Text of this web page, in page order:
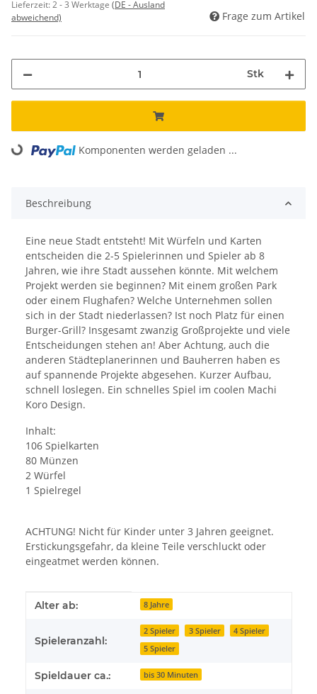
Lieferzeit:2 - 3 Werktage (DE - Ausland
abweichend)
Frage zum Artikel
Stk
Loading... Komponenten werden geladen ...
Beschreibung
Eine neue Stadt entsteht! Mit Würfeln und Karten
entscheiden die 2-5 Spielerinnen und Spieler ab 8
Jahren, wie ihre Stadt aussehen könnte. Mit welchem
Projekt werden sie beginnen? Mit einem großen Park
oder einem Flughafen? Welche Unternehmen sollen
sich in der Stadt niederlassen? Ist noch Platz für einen
Burger-Grill? Insgesamt zwanzig Großprojekte und viele
Entscheidungen stehen an! Aber Achtung, auch die
anderen Städteplanerinnen und Bauherren haben es
auf spannende Projekte abgesehen. Kurzer Aufbau,
schnell loslegen. Ein schnelles Spiel im coolen Machi
Koro Design.
Inhalt:
106 Spielkarten
80 Münzen
2 Würfel
1 Spielregel
ACHTUNG! Nicht für Kinder unter 3 Jahren geeignet.
Erstickungsgefahr, da kleine Teile verschluckt oder
eingeatmet werden können.
Produkteigenschaft
Wert
Alter ab: 8 Jahre
Spieleranzahl:
2 Spieler 3 Spieler
4 Spieler
5 Spieler
Spieldauer ca.: bis 30 Minuten